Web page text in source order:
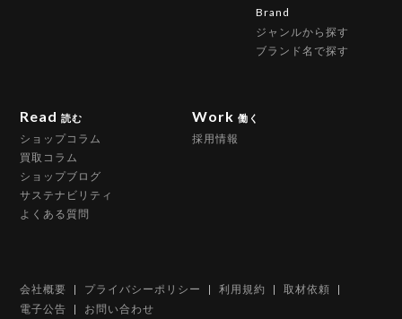
Brand
ジャンルから探す
ブランド名で探す
Read読む
ショップコラム
買取コラム
ショップブログ
サステナビリティ
よくある質問
Work 働く
採用情報
会社概要 プライバシーポリシー 利用規約
取材依頼
電子公告
お問い合わせ